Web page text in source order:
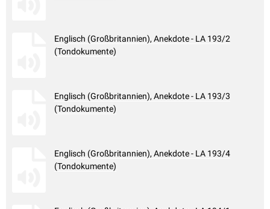
Englisch (Großbritannien), Anekdote - LA 193/2
(Tondokumente)
Englisch (Großbritannien), Anekdote - LA 193/3
(Tondokumente)
Englisch (Großbritannien), Anekdote - LA 193/4
(Tondokumente)